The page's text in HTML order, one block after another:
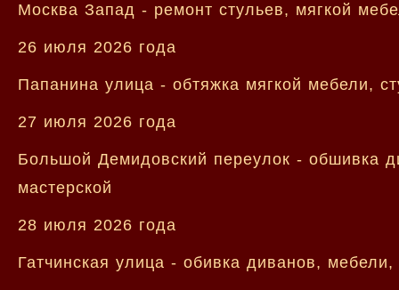
Москва Запад - ремонт стульев, мягкой
26 июля 2026 года
Папанина улица - обтяжка мягкой мебели,
27 июля 2026 года
Большой Демидовский переулок - обшивка
мастерской
28 июля 2026 года
Гатчинская улица - обивка диванов,